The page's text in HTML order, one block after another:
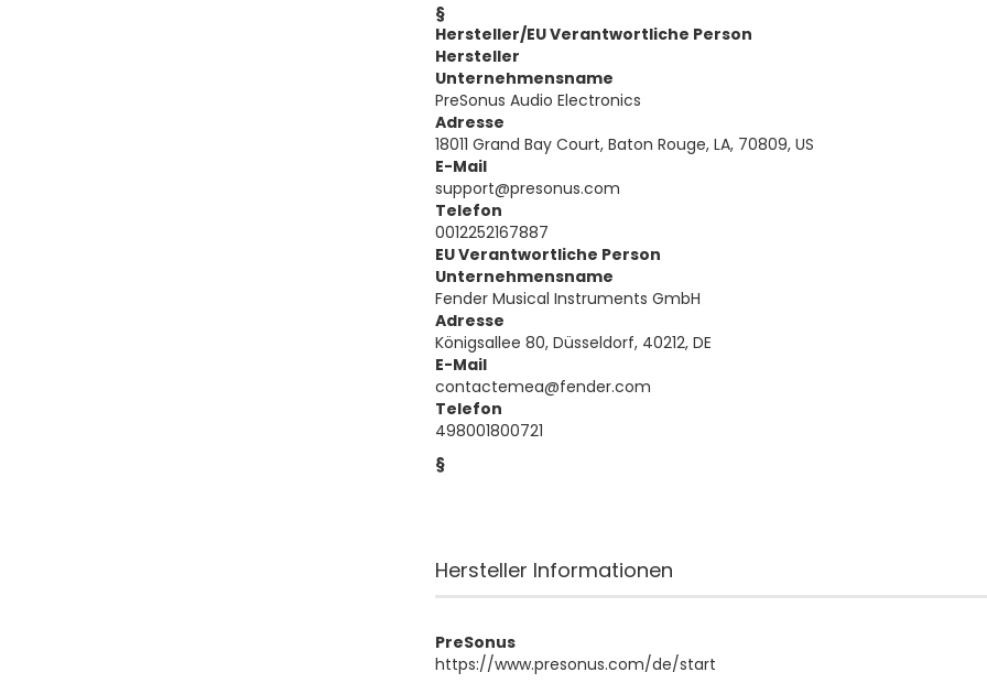
§
Hersteller/EU Verantwortliche Person
Hersteller
Unternehmensname
PreSonus Audio Electronics
Adresse
18011 Grand Bay Court, Baton Rouge, LA, 70809, US
E-Mail
support@presonus.com
Telefon
0012252167887
EU Verantwortliche Person
Unternehmensname
Fender Musical Instruments GmbH
Adresse
Königsallee 80, Düsseldorf, 40212, DE
E-Mail
contactemea@fender.com
Telefon
498001800721
§
Hersteller Informationen
PreSonus
https://www.presonus.com/de/start